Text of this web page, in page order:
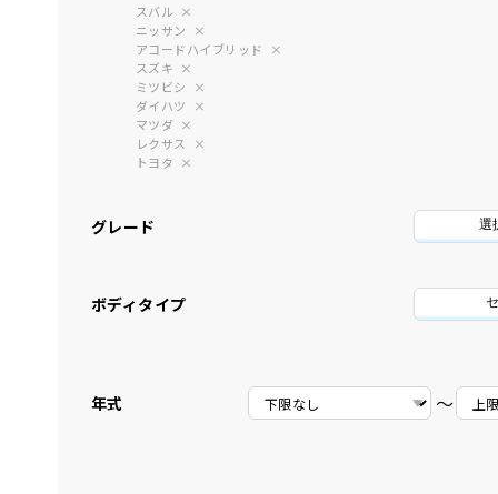
スバル
ニッサン
アコードハイブリッド
スズキ
ミツビシ
ダイハツ
マツダ
レクサス
トヨタ
グレード 選
ボディタイプ
年式 〜